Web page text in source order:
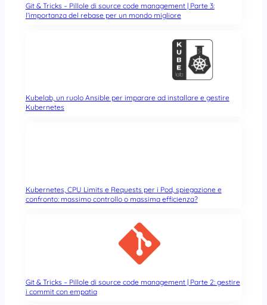
Git & Tricks – Pillole di source code management | Parte 3:
l’importanza del rebase per un mondo migliore
Kubelab, un ruolo Ansible per imparare ad installare e gestire
Kubernetes
Kubernetes, CPU Limits e Requests per i Pod, spiegazione e
confronto: massimo controllo o massima efficienza?
Git & Tricks – Pillole di source code management | Parte 2: gestire
i commit con empatia